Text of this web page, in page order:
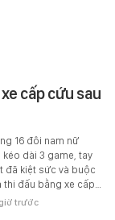
cấp cứu sau
16 đôi nam nữ
dài 3 game, tay
đã kiệt sức và buộc
thi đấu bằng xe cấp…
trước